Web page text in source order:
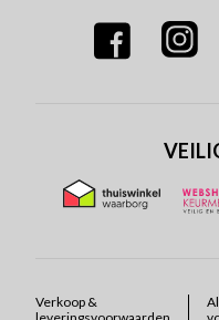
Verkoop &